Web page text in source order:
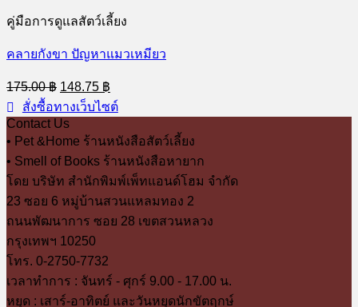
คู่มือการดูแลสัตว์เลี้ยง
คลายกังขา ปัญหาแมวเหมียว
175.00฿ Original
price
was:
175.00 ฿.
148.75 ฿
price
is:
สั่งซื้อทางเว็บไซต์
Contact Us
• Pet &Home ร้านหนังสือสัตว์เลี้ยง
• Smell of Books ร้านหนังสือหายาก
โดย บริษัท สำนักพิมพ์เพ็ทแอนด์โฮม จำกัด
23 ซอย 6 หมู่บ้านสวนแหลมทอง 2
ถนนพัฒนาการ ซอย 28 เขตสวนหลวง
กรุงเทพฯ 10250
โทร. 0-2750-7732
เวลาทำการ : จันทร์ - ศุกร์ 9.00 - 17.00 น.
หยุด : เสาร์-อาทิตย์ และวันหยุดนักขัตฤกษ์